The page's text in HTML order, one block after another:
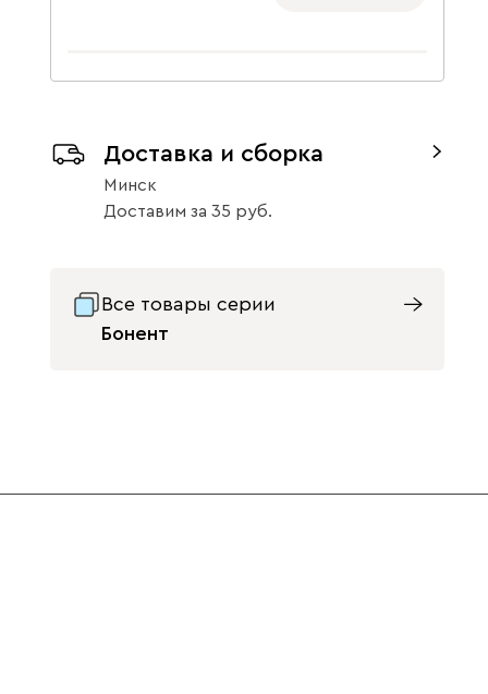
Изумруд Олива
Доставка и сборка
Минск
Доставим за 35
Все товары серии
Бонент